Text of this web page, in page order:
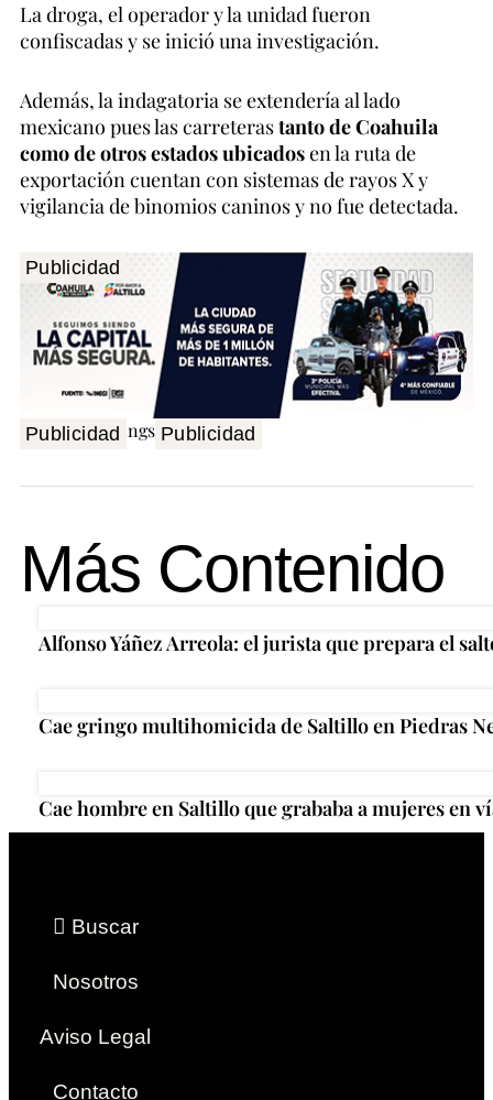
La droga, el operador y la unidad fueron
confiscadas y se inició una investigación.
Además, la indagatoria se extendería al lado
mexicano pues las carreterastanto de Coahuila
como de otros estados ubicadosen la ruta de
exportación cuentan con sistemas de rayos X y
vigilancia de binomios caninos y no fue detectada.
Publicidad
Publicidad Publicidad
Más Contenido
Alfonso Yáñez Arreola: el jurista que prepara el
Cae gringo multihomicida de Saltillo en Piedras
Cae hombre en Saltillo que grababa a mujeres en
Buscar
Nosotros
Aviso Legal
Contacto